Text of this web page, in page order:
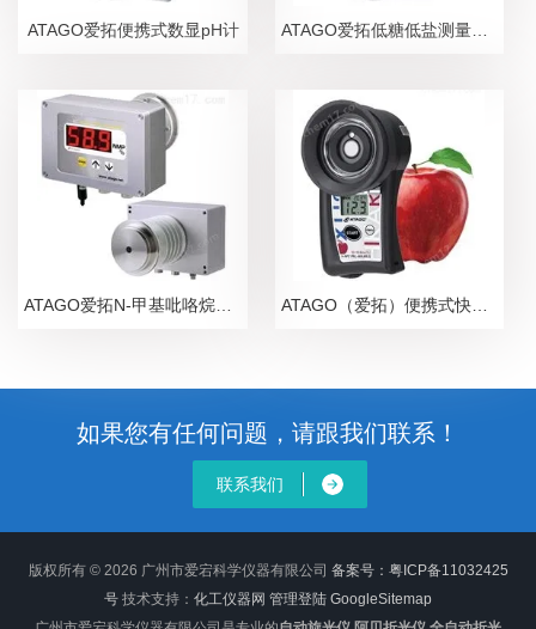
ATAGO爱拓便携式数显pH计 ATAGO爱拓低糖低盐测量糖盐度计
ATAGO（爱拓）便携式快速苹果无损糖度计
如果您有任何问题，请跟我们联系！
联系我们
版权所有 © 2026 广州市爱宕科学仪器有限公司 备案号：粤ICP备11032425
号 技术支持： 化工仪器网 管理登陆 GoogleSitemap